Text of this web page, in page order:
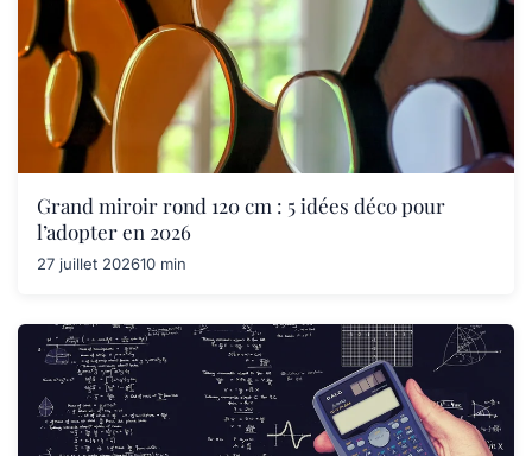
Grand miroir rond 120 cm : 5 idées déco pour
l’adopter en 2026
27 juillet 202610 min